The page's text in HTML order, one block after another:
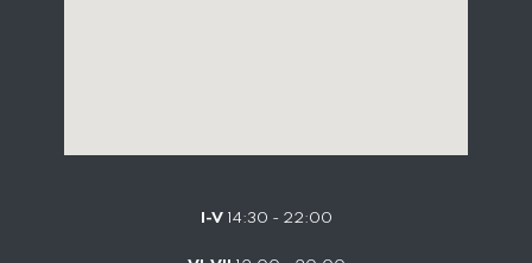
I-V14:30 - 22:00